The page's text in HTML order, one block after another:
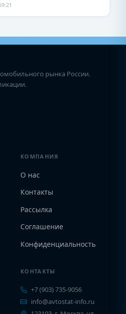
рынка России.
КОМПАНИЯ
О нас
Контакты
Рассылка
Соглашение
Конфиденциальность
КОНТАКТЫ
+7 (903) 735-9056
info@avtostat-info.ru